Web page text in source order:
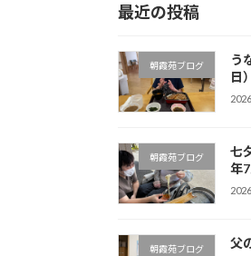
最近の投稿
朝霞苑ブログ
う
日）
朝霞苑ブログ
七
年7
朝霞苑ブログ 父